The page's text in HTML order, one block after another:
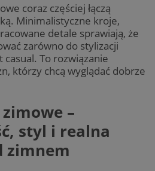
coraz częściej łączą
Minimalistyczne kroje,
detale sprawiają, że
zarówno do stylizacji
casual. To rozwiązanie
którzy chcą wyglądać dobrze
–
styl i realna
zimnem